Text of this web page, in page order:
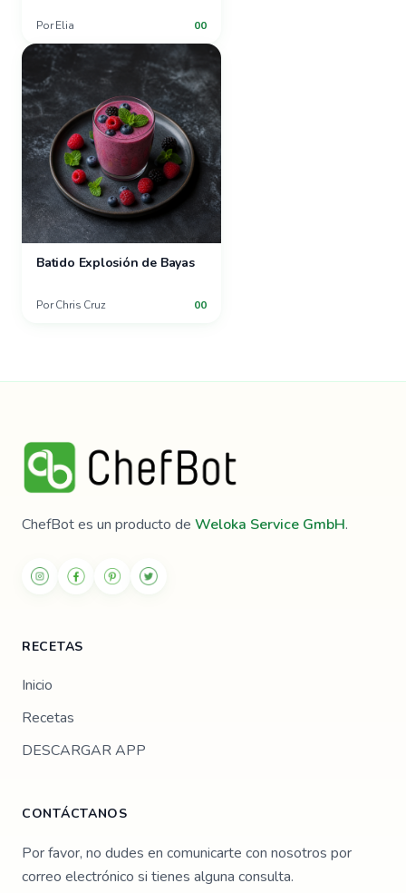
Por Elia 00
Batido Explosión de Bayas
Por Chris Cruz 00
ChefBot es un producto de Weloka Service GmbH.
RECETAS
Inicio
Recetas
DESCARGAR APP
CONTÁCTANOS
Por favor, no dudes en comunicarte con nosotros por
correo electrónico si tienes alguna consulta.